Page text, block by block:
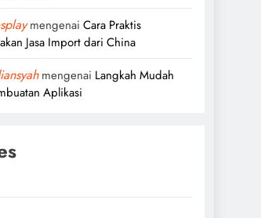
mengenai Cara Praktis
Jasa Import dari China
mengenai Langkah Mudah
Aplikasi